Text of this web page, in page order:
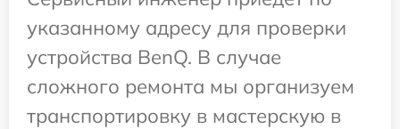
указанному адресу для проверки
устройства BenQ. В случае
сложного ремонта мы организуем
транспортировку в мастерскую в